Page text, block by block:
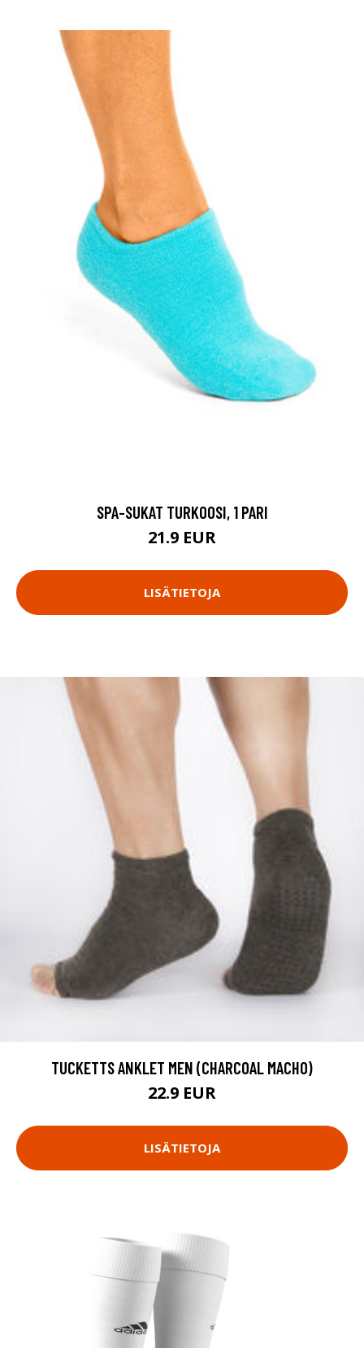
SPA-SUKAT TURKOOSI, 1 PARI
21.9 EUR
LISÄTIETOJA
TUCKETTS ANKLET MEN (CHARCOAL MACHO)
22.9 EUR
LISÄTIETOJA